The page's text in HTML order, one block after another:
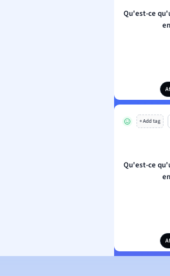
Qu'est-ce
+ Add tag
Qu'est-ce